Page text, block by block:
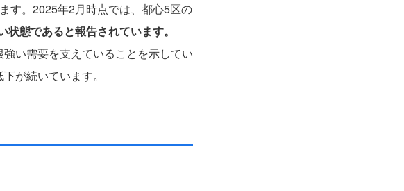
す。2025年2月時点では、都心5区の
態であると報告されています。
い需要を支えていることを示してい
が続いています。